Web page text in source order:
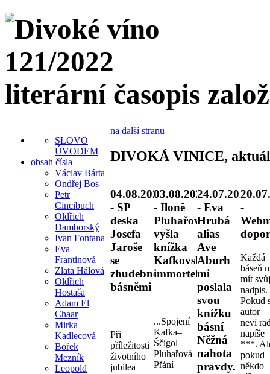
literární časopis
SLOVO
ÚVODEM
obsah čísla
Václav Bárta
Ondřej Bos
Petr
Cincibuch
Oldřich
Damborský
Ivan Fontana
Eva
Frantinová
Zlata Hálová
Oldřich
Hostaša
Adam El
Chaar
Mirka
Kadlecová
Bořek
Mezník
Leopold
na další stranu
DIVOKÁ VINICE,
04.08.2026
- SP
deska
Josefa
Jaroše
se
zhudebněnými
básněmi
Při
příležitosti
životního
jubilea
03.08.2026
- Iloně
Pluhařové
vyšla
knížka
Kafkovské
immortelly.
...Spojení
Kafka–
Ščigol–
Pluhařová
Přání
24.07.2026
- Eva
Hrubá
alias
Ave
Aburh
mi
poslala
svou
knížku
básní
Něžná
nahota
pravdy.
-
Každá
báseň
mít
nadpis.
Pokud
autor
neví
napíše
***.
pokud
někdo